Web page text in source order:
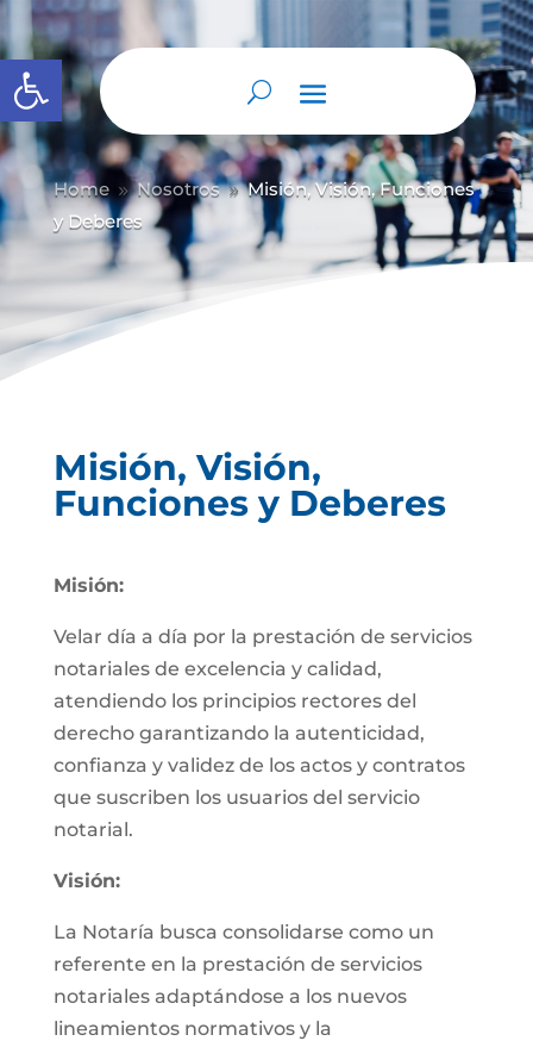
Abrir barra de herramientas
Home 9 Nosotros 9 Misión, Visión, Funciones
y Deberes
Misión, Visión,
Funciones y Deberes
Misión:
Velar día a día por la prestación de servicios
notariales de excelencia y calidad,
atendiendo los principios rectores del
derecho garantizando la autenticidad,
confianza y validez de los actos y contratos
que suscriben los usuarios del servicio
notarial.
Visión:
La Notaría busca consolidarse como un
referente en la prestación de servicios
notariales adaptándose a los nuevos
lineamientos normativos y la